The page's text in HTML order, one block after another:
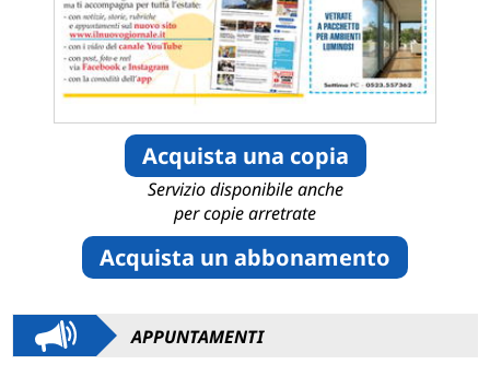
Acquista una copia
Servizio disponibile anche
per copie arretrate
Acquista un abbonamento
APPUNTAMENTI